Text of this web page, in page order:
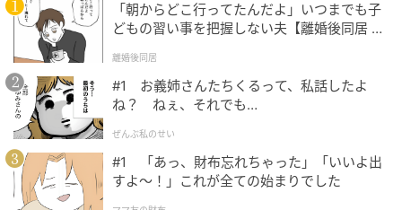
午後からはもう一つのフェスティバルへと舞台が移り
ました。阪急京都線・洛西口駅そばの「洛西口つつじ
公園」と株式会社リヴ本社前一帯を会場に、「てらど
フェスタ2026」が幕を開けました。14時が近づくにつ
れ人が続々と集まり、公園も広場も溢れんばかりの来
場者で埋め尽くされました。
「朝からどこ行ってたんだよ」いつまでも子
どもの習い事を把握しない夫【離婚後同居 Vo
離婚後同居
#1 お義姉さんたちくるって、私話したよ
ね？ ねぇ、それでも…
ぜんぶ私のせい
#1 「あっ、財布忘れちゃった」「いいよ出
すよ〜！」これが全ての始まりでした